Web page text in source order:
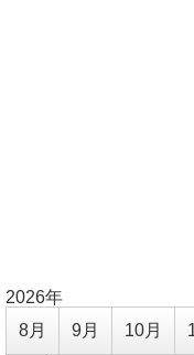
2026年
8月
9月 10月